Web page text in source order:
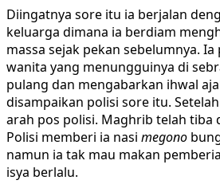
Diingatnya sore itu ia berjalan
keluarga dimana ia berdiam
massa sejak pekan sebelumnya.
wanita yang menungguinya di
pulang dan mengabarkan ihwal
disampaikan polisi sore itu.
arah pos polisi. Maghrib telah tiba
Polisi memberi ia nasi megono
namun ia tak mau makan
isya berlalu.